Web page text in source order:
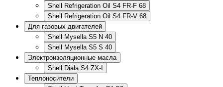
Shell Refrigeration Oil S4 FR-F 68
Shell Refrigeration Oil S4 FR-V 68
Для газовых двигателей
Shell Mysella S5 N 40
Shell Mysella S5 S 40
Электроизоляционные масла
Shell Diala S4 ZX-I
Теплоносители